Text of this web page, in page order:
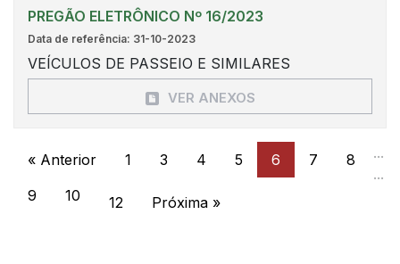
PREGÃO ELETRÔNICO Nº 16/2023
Data de referência: 31-10-2023
VEÍCULOS DE PASSEIO E SIMILARES
VER ANEXOS
« Anterior 1 ...
3 4 5 6 7
8
9
10
...
12
Próxima »